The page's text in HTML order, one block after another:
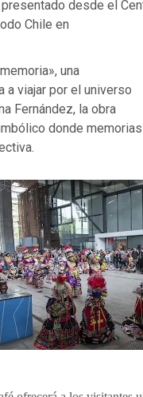
desde el
Chile en
una
a viajar por el universo
Fernández, la obra
donde memorias